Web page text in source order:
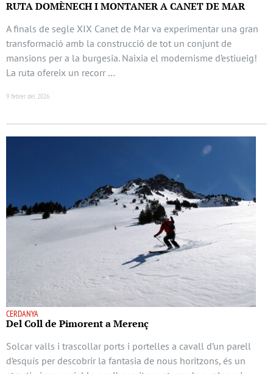
RUTA DOMÈNECH I MONTANER A CANET DE MAR
A finals de segle XIX Canet de Mar va experimentar una gran
transformació amb la construcció de tot un conjunt de
mansions per a la burgesia. Naixia el modernisme d’estiueig!
La ruta ofereix un recorr …
9 febrer del 2026
CERDANYA
Del Coll de Pimorent a Merenç
Solcar valls i trascollar ports i portelles a cavall d’un parell
d’esquís per descobrir la fantasia de nous horitzons, és un